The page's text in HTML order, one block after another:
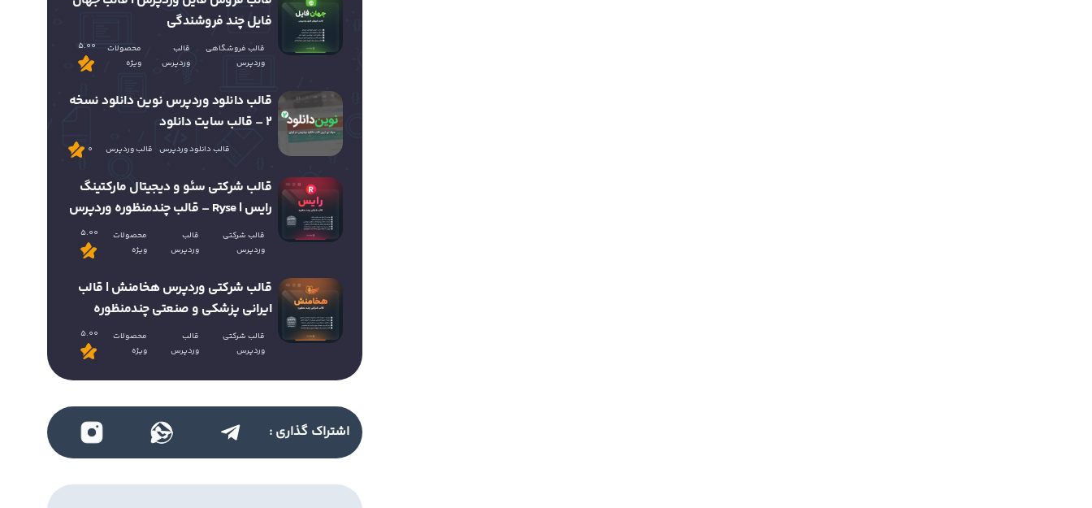
فایل چند فروشندگی
قالب فروشگاهی
وردپرس
قالب
وردپرس
محصولات
ویژه
5.00
قالب دانلود وردپرس نوین دانلود نسخه
2 – قالب سایت دانلود
قالب دانلود وردپرس قالب وردپرس 0
قالب شرکتی سئو و دیجیتال مارکتینگ
رایس | Ryse – قالب چندمنظوره وردپرس
قالب شرکتی
وردپرس
قالب
وردپرس
محصولات
ویژه
5.00
قالب شرکتی وردپرس هخامنش | قالب
ایرانی پزشکی و صنعتی چندمنظوره
قالب شرکتی
وردپرس
قالب
وردپرس
محصولات
ویژه
5.00
اشتراک گذاری :